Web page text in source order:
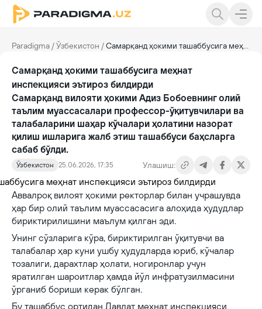
Paradigma /Ўзбекистон /Самарқанд ҳокими ташаббусига меҳнат инспекцияси эътироз билдирди
Самарқанд ҳокими ташаббусига меҳнат
инспекцияси эътироз билдирди
Самарқанд вилояти ҳокими Адиз Бобоевнинг олий
таълим муассасалари профессор-ўқитувчилари ва
талабаларини шаҳар кўчалари ҳолатини назорат
қилиш ишларига жалб этиш ташаббуси баҳсларга
сабаб бўлди.
Ўзбекистон 25.06.2026, 17:35 Улашиш:
Аввалроқ вилоят ҳокими ректорлар билан учрашувда
ҳар бир олий таълим муассасасига алоҳида ҳудудлар
бириктирилишини маълум қилган эди.
Унинг сўзларига кўра, бириктирилган ўқитувчи ва
талабалар ҳар куни ушбу ҳудудларда юриб, кўчалар
тозалиги, дарахтлар ҳолати, ногиронлар учун
яратилган шароитлар ҳамда йўл инфратузилмасини
ўрганиб бориши керак бўлган.
Бу ташаббус ортидан Давлат меҳнат инспекцияси